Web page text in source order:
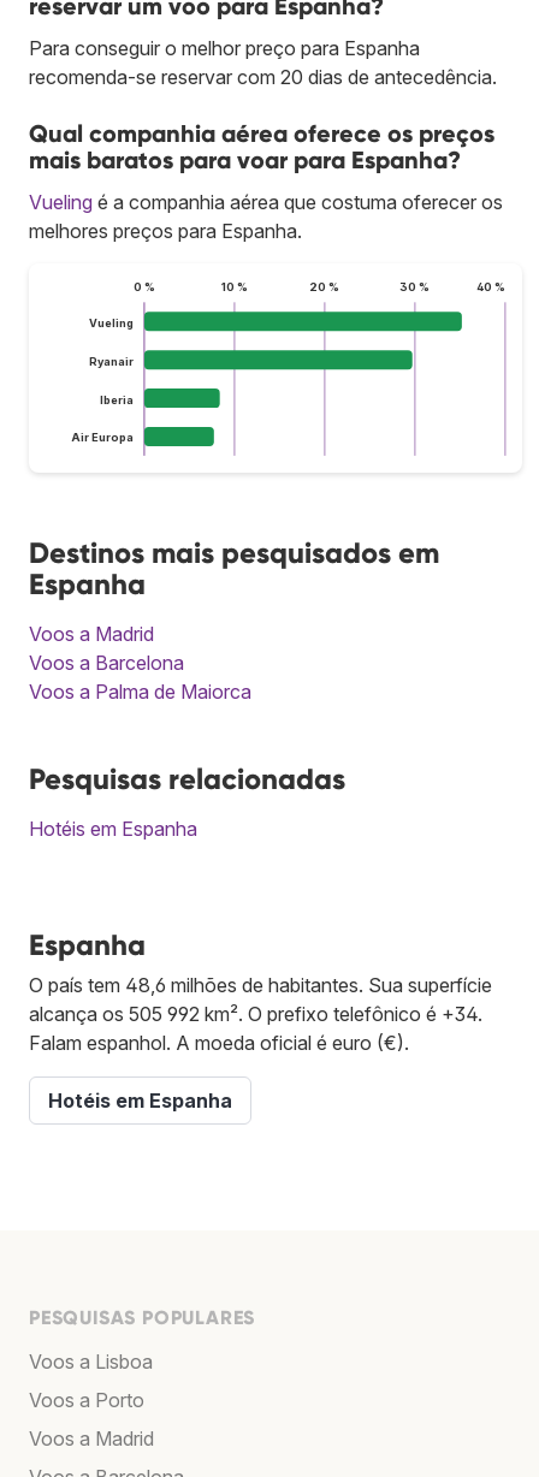
reservar um voo para Espanha?
Para conseguir o melhor preço para Espanha
recomenda-se reservar com 20 dias de antecedência.
Qual companhia aérea oferece os preços
mais baratos para voar para Espanha?
Vueling é a companhia aérea que costuma oferecer os
melhores preços para Espanha.
0 % 10 % 20 % 30 % 40 %
Vueling
Ryanair
Iberia
Air Europa
Destinos mais pesquisados em
Espanha
Voos a Madrid
Voos a Barcelona
Voos a Palma de Maiorca
Pesquisas relacionadas
Hotéis em Espanha
Espanha
O país tem 48,6 milhões de habitantes. Sua superfície
alcança os 505 992 km². O prefixo telefônico é +34.
Falam espanhol. A moeda oficial é euro (€).
Hotéis em Espanha
PESQUISAS POPULARES
Voos a Lisboa
Voos a Porto
Voos a Madrid